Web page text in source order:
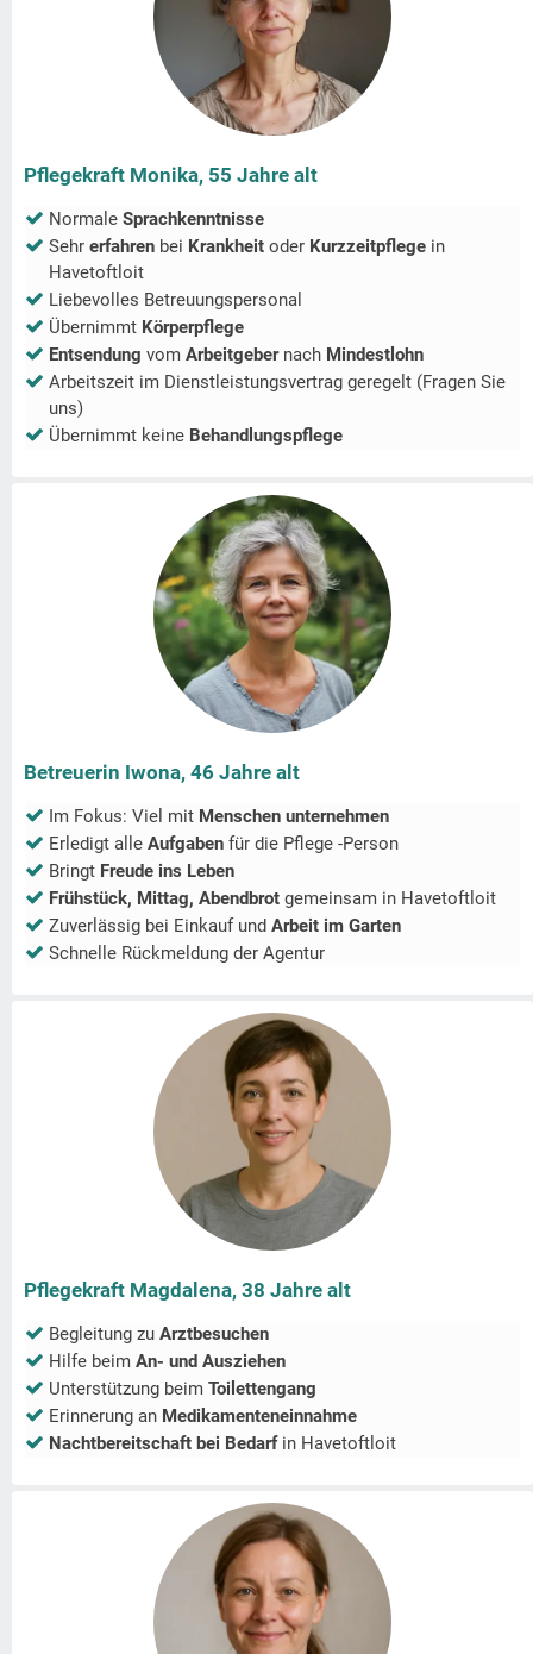
Pflegekraft Monika, 55 Jahre alt
Normale Sprachkenntnisse
Sehr erfahren bei Krankheit oder Kurzzeitpflege in
Havetoftloit
Liebevolles Betreuungspersonal
Übernimmt Körperpflege
Entsendung vom Arbeitgeber nach Mindestlohn
Arbeitszeit im Dienstleistungsvertrag geregelt (Fragen Sie
uns)
Übernimmt keine Behandlungspflege
Betreuerin Iwona, 46 Jahre alt
Im Fokus: Viel mit Menschen unternehmen
Erledigt alle Aufgaben für die Pflege -Person
Bringt Freude ins Leben
Frühstück, Mittag, Abendbrot gemeinsam in Havetoftloit
Zuverlässig bei Einkauf und Arbeit im Garten
Schnelle Rückmeldung der Agentur
Pflegekraft Magdalena, 38 Jahre alt
Begleitung zu Arztbesuchen
Hilfe beim An- und Ausziehen
Unterstützung beim Toilettengang
Erinnerung an Medikamenteneinnahme
Nachtbereitschaft bei Bedarfin Havetoftloit